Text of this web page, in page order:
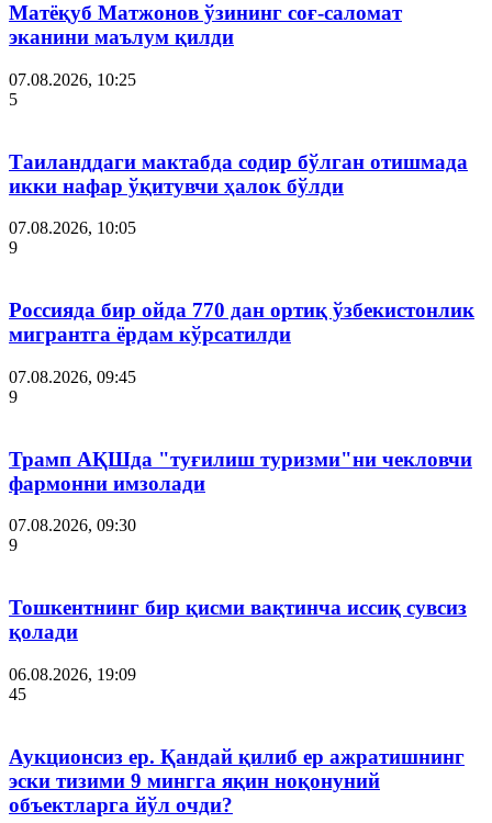
Матёқуб Матжонов ўзининг соғ-саломат
эканини маълум қилди
07.08.2026, 10:25
5
Таиланддаги мактабда содир бўлган отишмада
икки нафар ўқитувчи ҳалок бўлди
07.08.2026, 10:05
9
Россияда бир ойда 770 дан ортиқ ўзбекистонлик
мигрантга ёрдам кўрсатилди
07.08.2026, 09:45
9
Трамп АҚШда "туғилиш туризми"ни чекловчи
фармонни имзолади
07.08.2026, 09:30
9
Тошкентнинг бир қисми вақтинча иссиқ сувсиз
қолади
06.08.2026, 19:09
45
Аукционсиз ер. Қандай қилиб ер ажратишнинг
эски тизими 9 мингга яқин ноқонуний
объектларга йўл очди?